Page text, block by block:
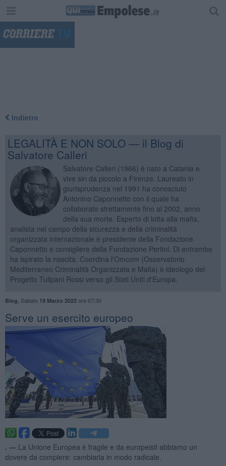
Indietro
LEGALITÀ E NON SOLO — il Blog di
Salvatore Calleri
Salvatore Calleri (1966) è nato a Catania e
vive sin da piccolo a Firenze. Laureato in
giurisprudenza nel 1991 ha conosciuto
Antonino Caponnetto con il quale ha
collaborato strettamente fino al 2002, anno
della sua morte. Esperto di lotta alla mafia,
analista nel campo della sicurezza e della criminalità
organizzata internazionale è presidente della Fondazione
Caponnetto e consigliere della Fondazione Pertini. Di entrambe
ha ispirato la nascita. Coordina l'Omcom (Osservatorio
Mediterraneo Criminalità Organizzata e Mafia) è ideologo del
Progetto Tulipani Rossi verso gli Stati Uniti d'Europa.
Blog Sabato 19 Marzo 2022ore 07:30
Serve un esercito europeo
. — La Unione Europea è fragile e da europeisti abbiamo un
dovere da compiere: cambiarla in modo radicale.